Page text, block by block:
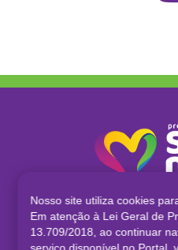
Nosso site utiliza cookies
Em atenção à Lei Geral de
13.709/2018, ao continuar